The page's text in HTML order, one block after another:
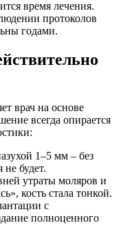
время лечения.
протоколов
годами.
врач на основе
всегда опирается
1–5 мм – без
будет.
утраты моляров и
кость стала тонкой.
с
полноценного